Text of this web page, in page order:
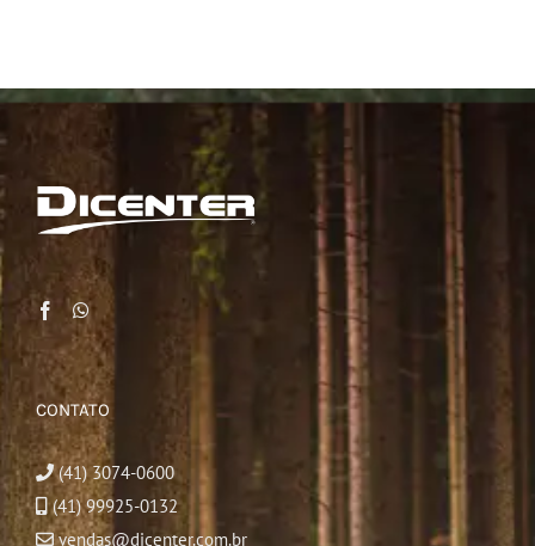
CONTATO
(41) 3074-0600
(41) 99925-0132
vendas@dicenter.com.br